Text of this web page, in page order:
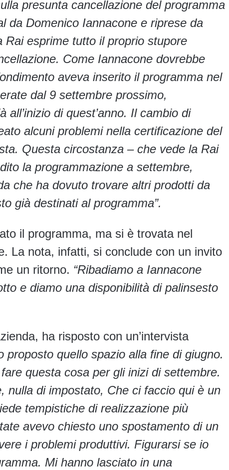
presunta cancellazione del programma
da Domenico Iannacone e riprese da
esprime tutto il proprio stupore
Come Iannacone dovrebbe
aveva inserito il programma nel
dal 9 settembre prossimo,
di quest’anno. Il cambio di
alcuni problemi nella certificazione del
Questa circostanza – che vede la Rai
la programmazione a settembre,
che ha dovuto trovare altri prodotti da
già destinati al programma”.
il programma, ma si è trovata nel
La nota, infatti, si conclude con un invito
un ritorno. “Ribadiamo a Iannacone
e diamo una disponibilità di palinsesto
ha risposto con un’intervista
proposto quello spazio alla fine di giugno.
questa cosa per gli inizi di settembre.
nulla di impostato, Che ci faccio qui è un
tempistiche di realizzazione più
avevo chiesto uno spostamento di un
i problemi produttivi. Figurarsi se io
Mi hanno lasciato in una